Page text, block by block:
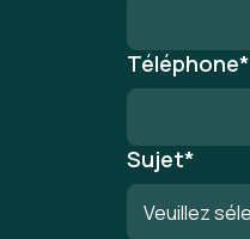
Téléphone*
Sujet*